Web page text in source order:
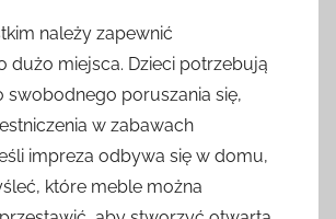
należy zapewnić
dużo miejsca. Dzieci potrzebują
swobodnego poruszania się,
w zabawach
impreza odbywa się w domu,
które meble można